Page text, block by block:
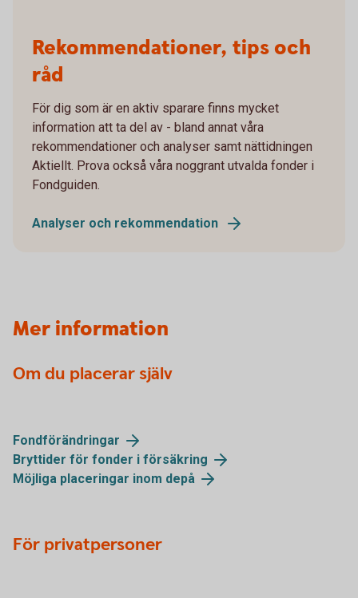
Rekommendationer, tips och
råd
För dig som är en aktiv sparare finns mycket
information att ta del av - bland annat våra
rekommendationer och analyser samt nättidningen
Aktiellt. Prova också våra noggrant utvalda fonder i
Fondguiden.
Analyser och rekommendation
Mer information
Om du placerar själv
Fondförändringar
Bryttider för fonder i försäkring
Möjliga placeringar inom depå
För privatpersoner